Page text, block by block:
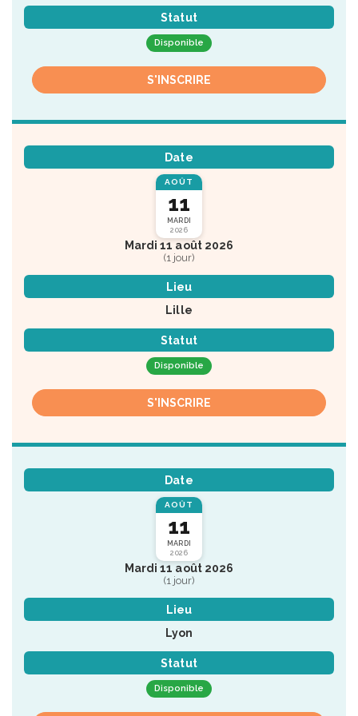
Statut
Disponible
S'INSCRIRE
Date
AOÛT
11
MARDI
2026
Mardi 11 août 2026
(1 jour)
Lieu
Lille
Statut
Disponible
S'INSCRIRE
Date
AOÛT
11
MARDI
2026
Mardi 11 août 2026
(1 jour)
Lieu
Lyon
Statut
Disponible